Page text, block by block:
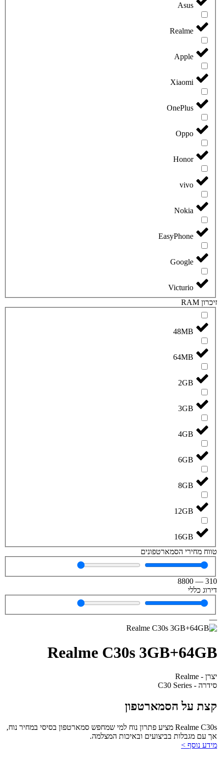
Asus
Realme
Apple
Xiaomi
OnePlus
Oppo
Honor
vivo
Nokia
EasyPhone
Google
Victurio
זיכרון RAM
48MB
64MB
2GB
3GB
4GB
6GB
8GB
12GB
16GB
טווח מחירי הסמארטפונים
310
—
8800
דירוג כללי
—
Realme C30s 3GB+64GB
יצרן - Realme
סידרה - C30 Series
קצת על הסמארטפון
Realme C30s מציע פתרון נוח למי שמחפש סמארטפון בסיסי במחיר נוח,
אך עם מגבלות בביצועים ובאיכות המצלמה.
מידע נוסף >